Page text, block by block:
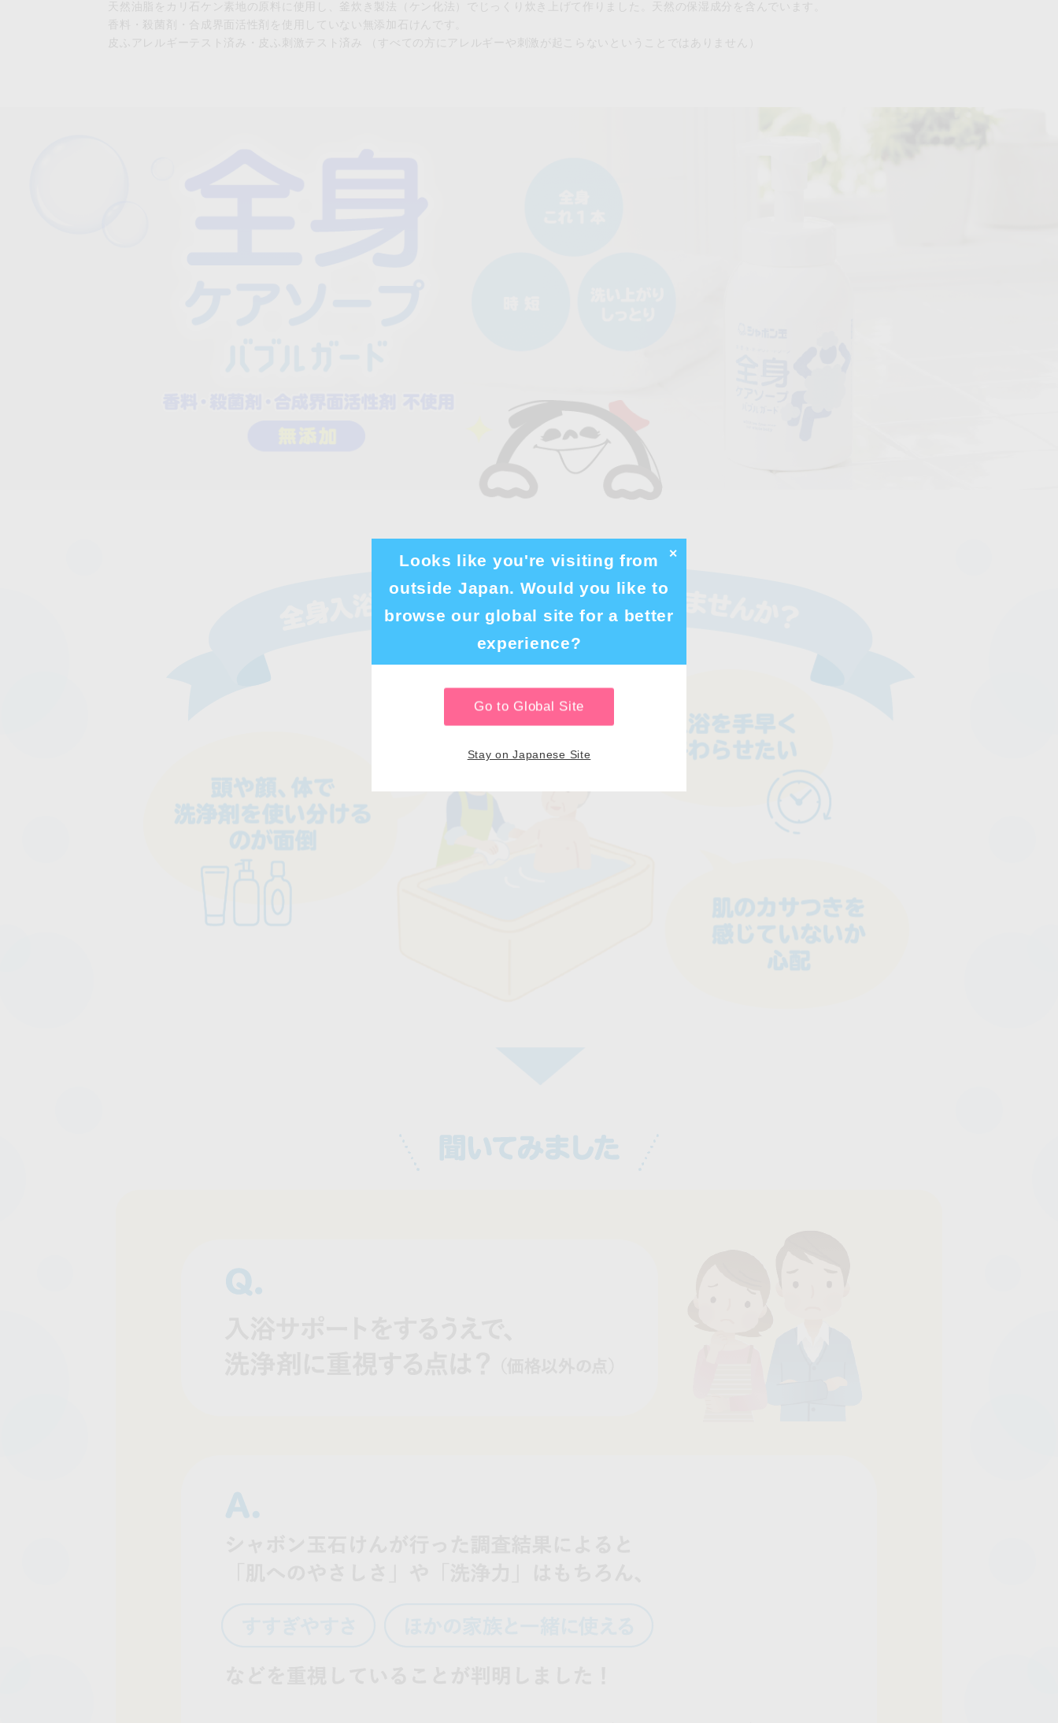
天然油脂をカリ石ケン素地の原料に使用し、釜炊き製法（ケン化法）でじっくり炊き上げて作りました。天然の保湿成分を含んでいます。
香料・殺菌剤・合成界面活性剤を使用していない無添加石けんです。
皮ふアレルギーテスト済み・皮ふ刺激テスト済み （すべての方にアレルギーや刺激が起こらないということではありません）
Looks like you're visiting from
outside Japan. Would you like to
browse our global site for a better
experience?
✕
Go to Global Site
Stay on Japanese Site